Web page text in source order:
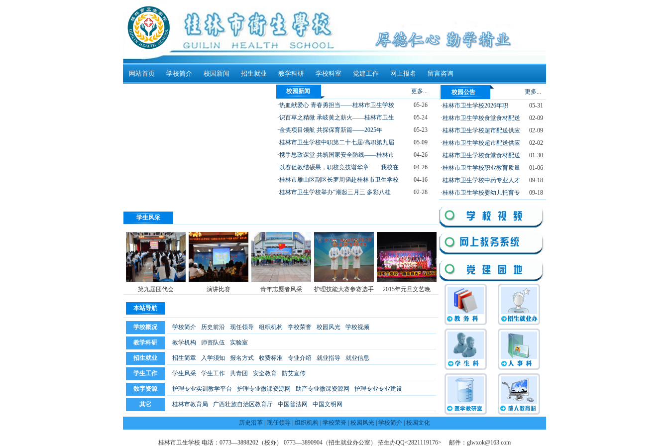
网站首页 学校简介 校园新闻 招生就业 教学科研 学校科室 党建工作 网上报名 留言咨询
校园新闻
更多...
·热血献爱心 青春勇担当——桂林市卫生学校
05-26
·识百草之精微 承岐黄之薪火——桂林市卫生
05-24
·金奖项目领航 共探保育新篇——2025年
05-23
·桂林市卫生学校中职第二十七届/高职第九届
05-09
·携手思政课堂 共筑国家安全防线——桂林市
04-26
· 以赛促教结硕果，职校竞技谱华章——我校在
04-26
·桂林市雁山区副区长罗周韬赴桂林市卫生学校
04-16
·桂林市卫生学校举办“潮起三月三 多彩八桂 02-28
学生风采
第九届团代会 演讲比赛 青年志愿者风采 护理技能大赛参赛选手 2015年元旦文艺晚 文艺汇演 护理技能操作比赛
本站导航
学校概况 学校简介 历史前沿 现任领导 组织机构 学校荣誉 校园风光 学校视频
教学科研 教学机构 师资队伍 实验室
招生就业 招生简章 入学须知 报名方式 收费标准 专业介绍 就业指导 就业信息
学生工作 学生风采 学生工作 共青团 安全教育 防艾宣传
数字资源 护理专业实训教学平台 护理专业微课资源网 助产专业微课资源网 护理专业专业建设
其它 桂林市教育局 广西壮族自治区教育厅 中国普法网 中国文明网
校园公告
更多...
·桂林市卫生学校2026年职
05-31
·桂林市卫生学校食堂食材配送
02-09
·桂林市卫生学校超市配送供应
02-09
·桂林市卫生学校超市配送供应
02-02
·桂林市卫生学校食堂食材配送
01-30
·桂林市卫生学校职业教育质量
01-06
·桂林市卫生学校中药专业人才
09-18
·桂林市卫生学校婴幼儿托育专 09-18
历史沿革 现任领导 组织机构 学校荣誉 校园风光 学校简介 校园文化
桂林市卫生学校 电话：0773—3898202（校办） 0773—3890904（招生就业办公室） 招生办QQ<2821119176> 邮件：glwxok@163.com